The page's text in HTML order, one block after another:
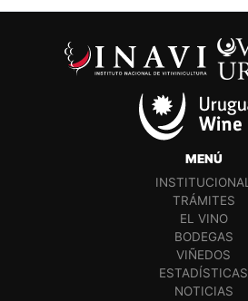
MENÚ
INSTITUCIONAL
TRÁMITES
EL VINO
BODEGAS
VIÑEDOS
ESTADÍSTICAS
NOTICIAS